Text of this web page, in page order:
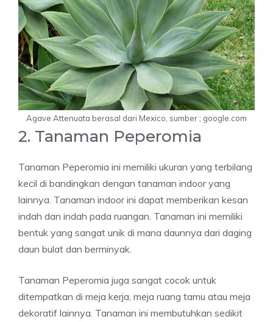
Agave Attenuata berasal dari Mexico, sumber ; google.com
2. Tanaman Peperomia
Tanaman Peperomia ini memiliki ukuran yang terbilang
kecil di bandingkan dengan tanaman indoor yang
lainnya. Tanaman indoor ini dapat memberikan kesan
indah dan indah pada ruangan. Tanaman ini memiliki
bentuk yang sangat unik di mana daunnya dari daging
daun bulat dan berminyak.
Tanaman Peperomia juga sangat cocok untuk
ditempatkan di meja kerja, meja ruang tamu atau meja
dekoratif lainnya. Tanaman ini membutuhkan sedikit